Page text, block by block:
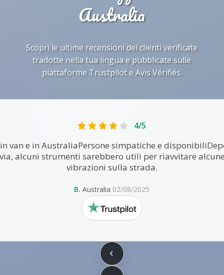
Australia
Scopri le ultime recensioni dei clienti verificate
tradotte nella tua lingua e pubblicate sulle
piattaforme Trustpilot e Avis Vérifiés.
4/5
van e in AustraliaPersone simpatiche e
alcuni strumenti sarebbero utili per riavvitare
vibrazioni sulla strada.
B. Australia 02/08/2025
trustpilot